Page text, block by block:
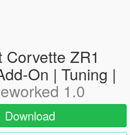
ZR1
On | Tuning |
1.0
Download